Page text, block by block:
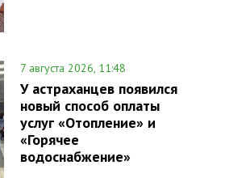
7 августа 2026, 11:48
У астраханцев появился
новый способ оплаты
услуг «Отопление» и
«Горячее
водоснабжение»